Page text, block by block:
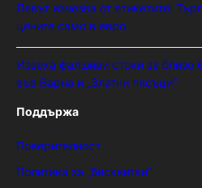
Левът изчезва от етикетите:
цените само в евро
Иззеха фалшиви стоки за
във Варна и „Златни пясъци“
Поддържа
Поверителност
Политика за „бисквитки“